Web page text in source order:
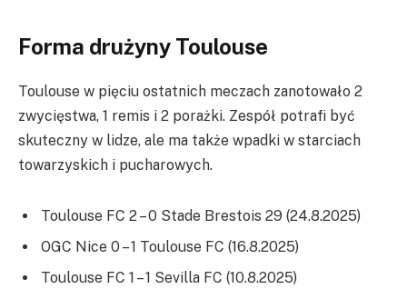
Forma drużyny Toulouse
Toulouse w pięciu ostatnich meczach zanotowało 2
zwycięstwa, 1 remis i 2 porażki. Zespół potrafi być
skuteczny w lidze, ale ma także wpadki w starciach
towarzyskich i pucharowych.
Toulouse FC 2 – 0 Stade Brestois 29 (24.8.2025)
OGC Nice 0 – 1 Toulouse FC (16.8.2025)
Toulouse FC 1 – 1 Sevilla FC (10.8.2025)